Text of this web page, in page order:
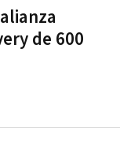
de 600